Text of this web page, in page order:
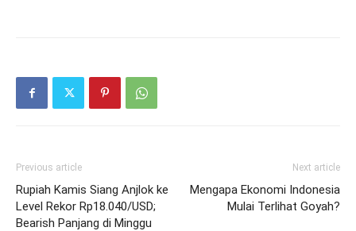
Previous article
Rupiah Kamis Siang Anjlok ke
Level Rekor Rp18.040/USD;
Bearish Panjang di Minggu
Next article
Mengapa Ekonomi Indonesia
Mulai Terlihat Goyah?